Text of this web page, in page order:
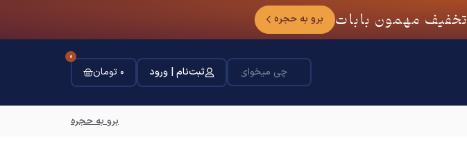
تخفیف مهمون بابات برو به حجره
ثبت‌نام | ورود ۰ تومان
0
برو به حجره